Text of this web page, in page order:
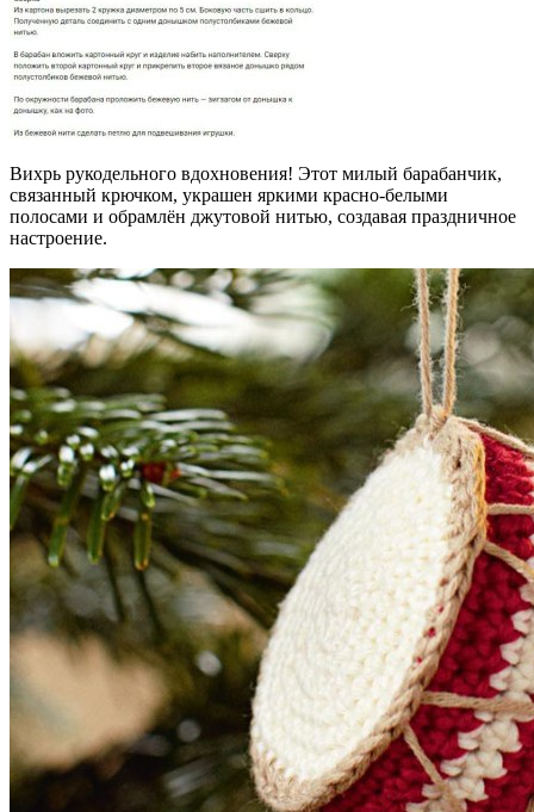
Вихрь рукодельного вдохновения! Этот милый барабанчик,
связанный крючком, украшен яркими красно-белыми
полосами и обрамлён джутовой нитью, создавая праздничное
настроение.